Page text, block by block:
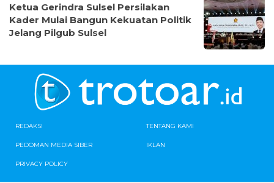
Ketua Gerindra Sulsel Persilakan
Kader Mulai Bangun Kekuatan Politik
Jelang Pilgub Sulsel
REDAKSI TENTANG KAMI
PEDOMAN MEDIA SIBER IKLAN
PRIVACY POLICY